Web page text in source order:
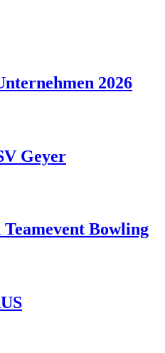
2026
Geyer
Teamevent Bowling